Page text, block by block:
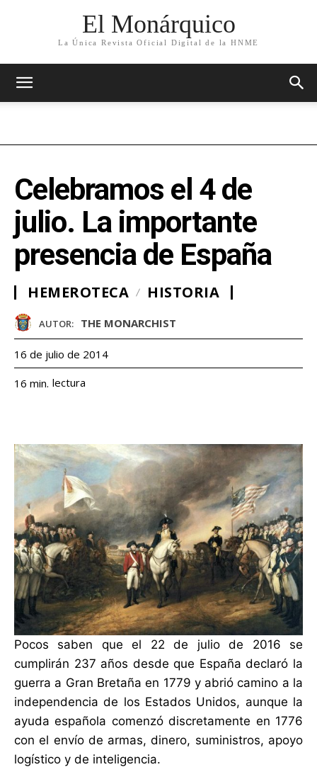
El Monárquico
La Única Revista Oficial Digital de la HNME
Celebramos el 4 de
julio. La importante
presencia de España
HEMEROTECA HISTORIA
AUTOR: THE MONARCHIST
16 de julio de 2014
16 min. lectura
Pocos saben que el 22 de julio de 2016 se
cumplirán 237 años desde que España declaró la
guerra a Gran Bretaña en 1779 y abrió camino a la
independencia de los Estados Unidos, aunque la
ayuda española comenzó discretamente en 1776
con el envío de armas, dinero, suministros, apoyo
logístico y de inteligencia.